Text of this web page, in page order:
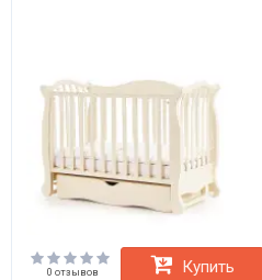
0 отзывов Купить